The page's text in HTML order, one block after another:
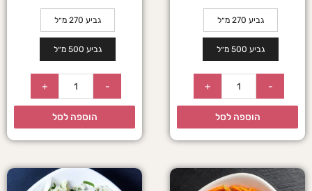
גביע 270 מ״ל
גביע 500 מ״ל
-
+
הוספה לסל
גביע 270 מ״ל
גביע 500 מ״ל
-
+
הוספה לסל